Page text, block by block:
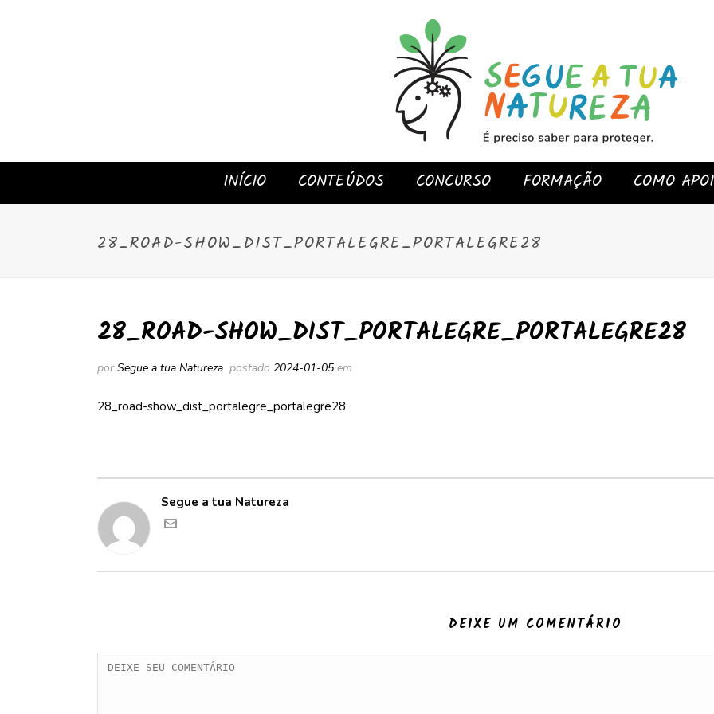
INÍCIO CONTEÚDOS CONCURSO FORMAÇÃO COMO
28_ROAD-SHOW_DIST_PORTALEGRE_PORTALEGRE28
28_ROAD-SHOW_DIST_PORTALEGRE_PORTALEGRE28
porSegue a tua Natureza postado 2024-01-05 em
28_road-show_dist_portalegre_portalegre28
Segue a tua Natureza
DEIXE UM COMENTÁRIO